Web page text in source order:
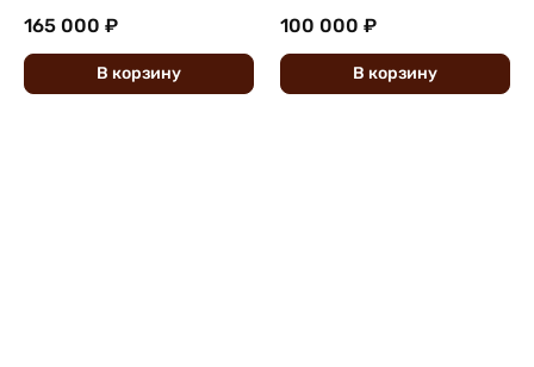
165 000 ₽
В корзину
100 000 ₽
В корзину